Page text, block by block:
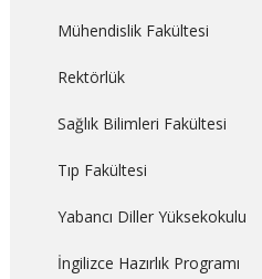
Mühendislik Fakültesi
Rektörlük
Sağlık Bilimleri Fakültesi
Tıp Fakültesi
Yabancı Diller Yüksekokulu
İngilizce Hazırlık Programı